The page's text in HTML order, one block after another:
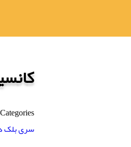
Categories:
سری بلک